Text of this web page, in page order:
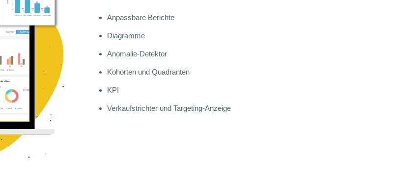
Anpassbare Berichte
Diagramme
Anomalie-Detektor
Kohorten und Quadranten
KPI
Verkaufstrichter und Targeting-Anzeige